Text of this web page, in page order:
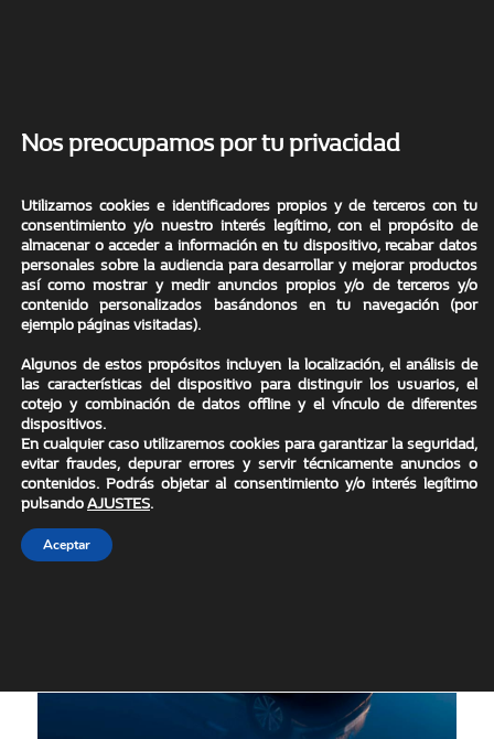
Nuevo Renault
Espace E-TECH
Nos preocupamos por tu privacidad
Utilizamos cookies e identificadores propios y de terceros con tu
consentimiento y/o nuestro interés legítimo, con el propósito de
almacenar o acceder a información en tu dispositivo, recabar datos
personales sobre la audiencia para desarrollar y mejorar productos
así como mostrar y medir anuncios propios y/o de terceros y/o
contenido personalizados basándonos en tu navegación (por
ejemplo páginas visitadas).
Algunos de estos propósitos incluyen la localización, el análisis de
las características del dispositivo para distinguir los usuarios, el
cotejo y combinación de datos offline y el vínculo de diferentes
dispositivos.
En cualquier caso utilizaremos cookies para garantizar la seguridad,
evitar fraudes, depurar errores y servir técnicamente anuncios o
contenidos. Podrás objetar al consentimiento y/o interés legítimo
pulsandoAJUSTES.
Aceptar